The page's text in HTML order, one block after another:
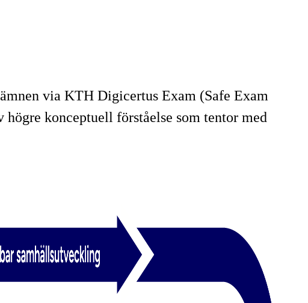
via KTH Digicertus Exam (Safe Exam
konceptuell förståelse som tentor med